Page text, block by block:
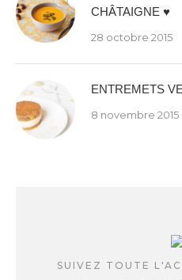
CHÂTAIGNE ♥
28 octobre 2015
ENTREMETS
8 novembre 2015
SUIVEZ TOUTE